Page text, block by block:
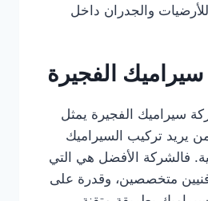
والجدران داخل
الفجيرة
سيراميك الفجيرة يمثل
يريد تركيب السيراميك
فالشركة الأفضل هي التي
متخصصين، وقدرة على